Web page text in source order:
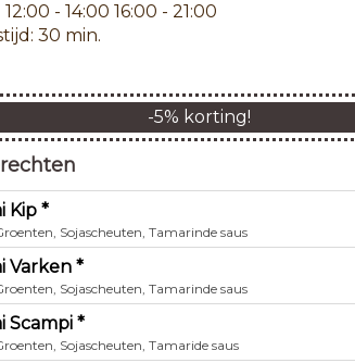
12:00 - 14:00 16:00 - 21:00
30 min.
-5% korting!
Kip *
Sojascheuten, Tamarinde saus
Varken *
Sojascheuten, Tamarinde saus
Scampi *
Sojascheuten, Tamaride saus